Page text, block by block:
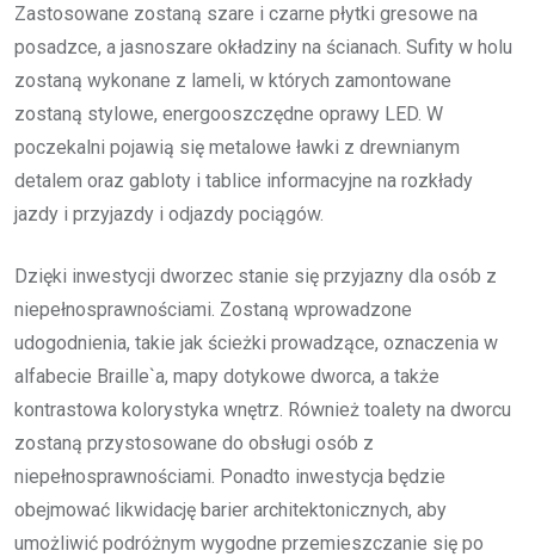
Zastosowane zostaną szare i czarne płytki gresowe na
posadzce, a jasnoszare okładziny na ścianach. Sufity w holu
zostaną wykonane z lameli, w których zamontowane
zostaną stylowe, energooszczędne oprawy LED. W
poczekalni pojawią się metalowe ławki z drewnianym
detalem oraz gabloty i tablice informacyjne na rozkłady
jazdy i przyjazdy i odjazdy pociągów.
Dzięki inwestycji dworzec stanie się przyjazny dla osób z
niepełnosprawnościami. Zostaną wprowadzone
udogodnienia, takie jak ścieżki prowadzące, oznaczenia w
alfabecie Braille`a, mapy dotykowe dworca, a także
kontrastowa kolorystyka wnętrz. Również toalety na dworcu
zostaną przystosowane do obsługi osób z
niepełnosprawnościami. Ponadto inwestycja będzie
obejmować likwidację barier architektonicznych, aby
umożliwić podróżnym wygodne przemieszczanie się po